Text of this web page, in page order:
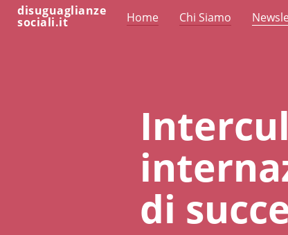
disuguaglianze
sociali.it Home Chi Siamo
di